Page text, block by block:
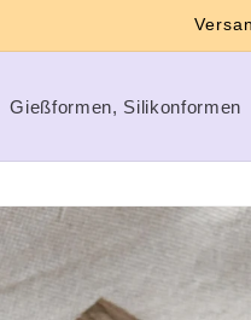
Gießformen, Silikonformen